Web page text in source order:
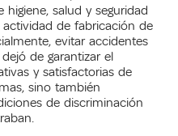
salud y seguridad
de fabricación de
evitar accidentes
de garantizar el
y satisfactorias de
sino también
de discriminación